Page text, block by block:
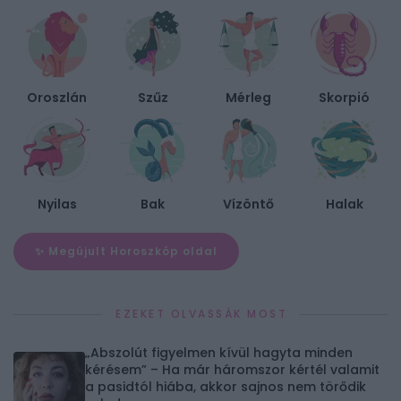
Oroszlán Szűz Mérleg Skorpió
Nyilas Bak Vízöntő Halak
✨ Megújult Horoszkóp oldal
EZEKET OLVASSÁK MOST
„Abszolút figyelmen kívül hagyta minden
kérésem” – Ha már háromszor kértél valamit
a pasidtól hiába, akkor sajnos nem törődik